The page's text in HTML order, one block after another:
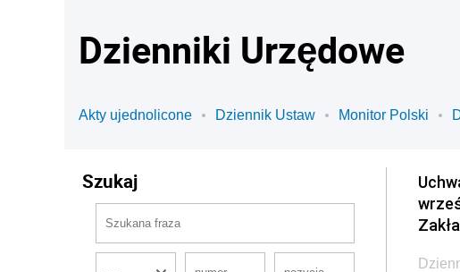
Dzienniki Urzędowe
Akty ujednolicone Dziennik Ustaw Monitor Polski
Szukaj